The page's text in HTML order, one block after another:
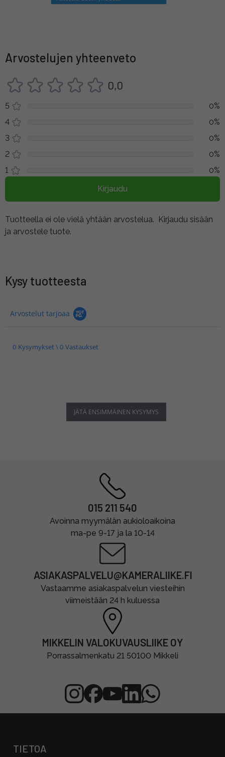
Arvostelujen yhteenveto
0,0
5
0%
4
0%
3
0%
2
0%
1
0%
Kirjaudu
Tuotteella ei ole vielä yhtään arvostelua. Kirjaudu sisään
ja arvostele tuote.
Kysy tuotteesta
Arvostelut tarjoaa
0 Kysymykset \ 0 Vastaukset
JÄTÄ ENSIMMÄINEN KYSYMYS
015 211 540
Avoinna myymälän aukioloaikoina
ma-pe 9-17 ja la 10-14
ASIAKASPALVELU@KAMERALIIKE.FI
Vastaamme asiakaspalvelun viesteihin
viimeistään 24 h kuluessa
MIKKELIN VALOKUVAUSLIIKE OY
Porrassalmenkatu 21 50100 Mikkeli
TIETOA